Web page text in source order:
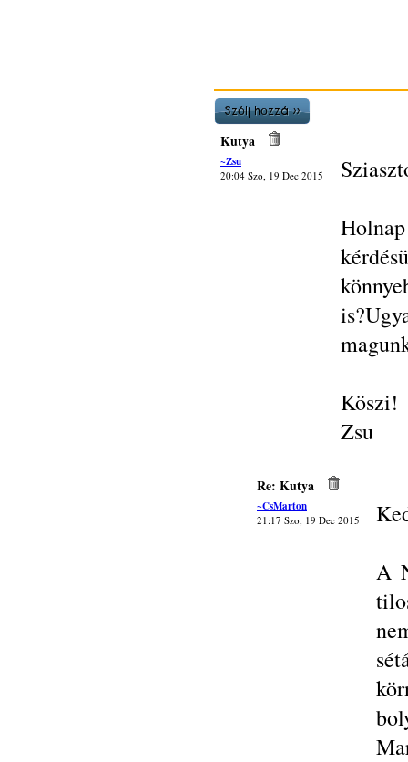
Kutya
~Zsu
20:04 Szo, 19 Dec 2015
Köszi!
Zsu
Re: Kutya
~CsMarton
21:17 Szo, 19 Dec 2015
A